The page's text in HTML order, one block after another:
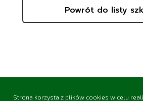
Powrót do listy
Strona korzysta z plików cookies w celu